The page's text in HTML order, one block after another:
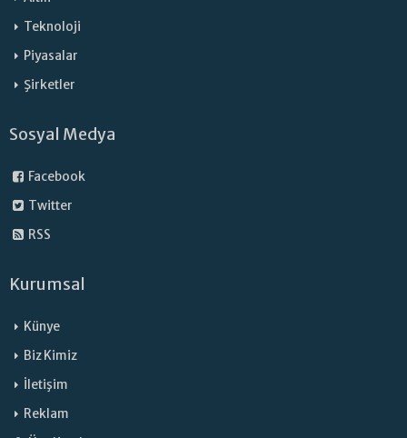
Teknoloji
Piyasalar
Şirketler
Sosyal Medya
Facebook
Twitter
RSS
Kurumsal
Künye
Biz Kimiz
İletişim
Reklam